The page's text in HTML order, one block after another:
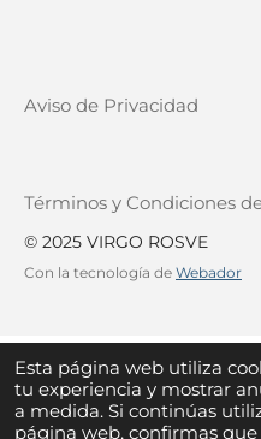
Esta página web utiliza
tu experiencia y mostrar
a medida. Si continúas
página web, confirmas
Aviso de Privacidad
Términos y Condiciones
© 2025 VIRGO ROSVE
Con la tecnología de Webador